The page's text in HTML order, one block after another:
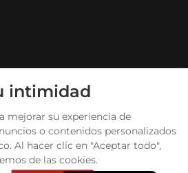
intimidad
mejorar su experiencia de
o contenidos personalizados
Al hacer clic en "Aceptar todo",
de las cookies.
English
French
Portuguese
Russian